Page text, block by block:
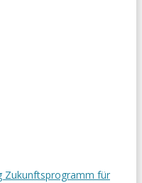
Zukunftsprogramm für